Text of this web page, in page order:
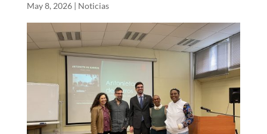
May 8, 2026| Noticias